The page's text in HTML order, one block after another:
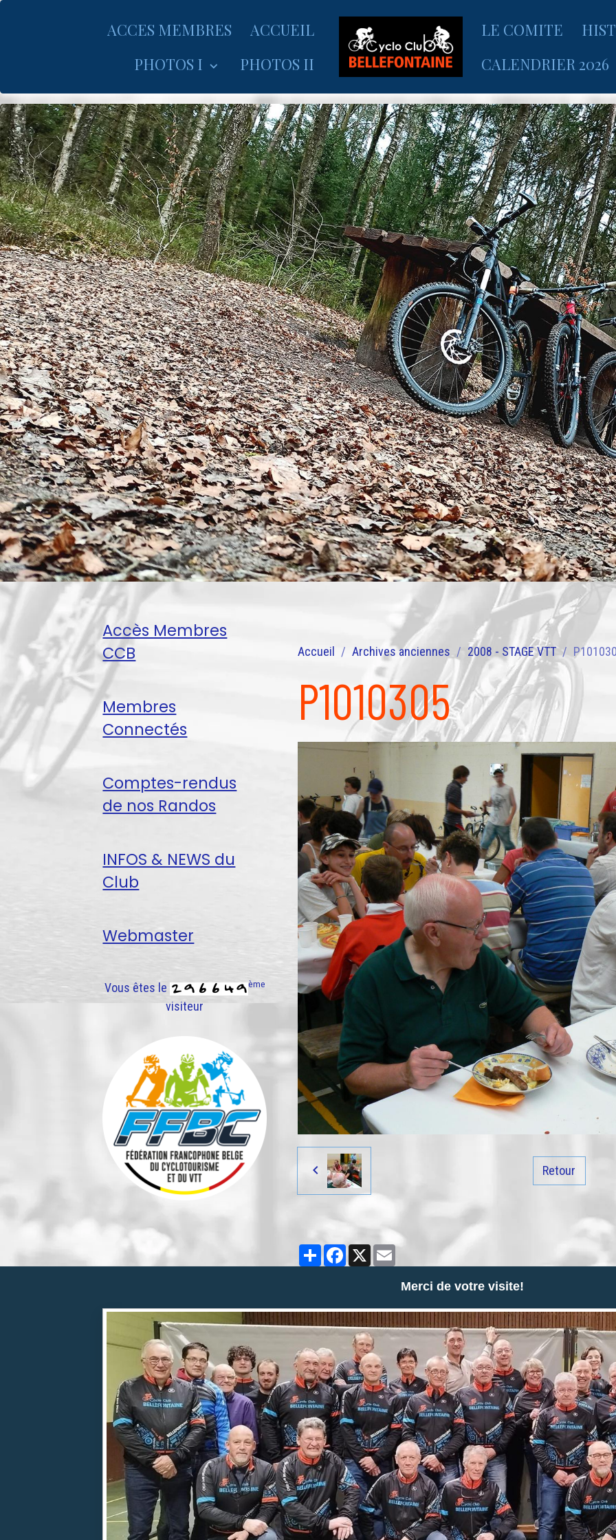
ACCES MEMBRES
ACCUEIL
PHOTOS I
PHOTOS II
LE COMITE
CALENDRIER 2026
Accueil Archives anciennes 2008 - STAGE VTT
P1010305
Retour
PartagerFacebook
X Email
Accès Membres
CCB
Membres
Connectés
Comptes-rendus
de nos Randos
INFOS & NEWS du
Club
Webmaster
Vous êtes le ème
visiteur
Merci de votre visite!